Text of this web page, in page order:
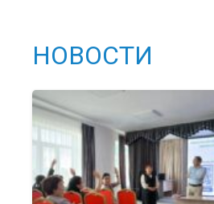
НОВОСТИ